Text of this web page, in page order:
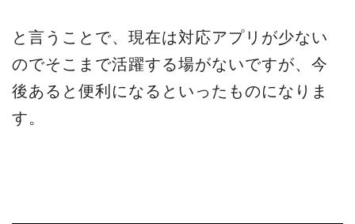
と言うことで、現在は対応アプリが少ない
のでそこまで活躍する場がないですが、今
後あると便利になるといったものになりま
す。